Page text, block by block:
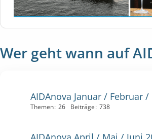
Wer geht wann auf
AIDAnova Januar / Februar /
Themen 26 Beiträge 738